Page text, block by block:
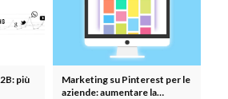
più
Marketing su Pinterest per le
aziende: aumentare la